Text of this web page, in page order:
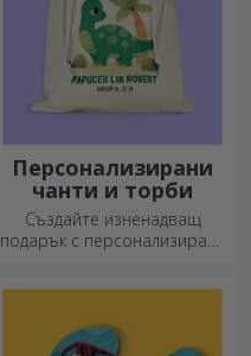
Персонализирани
чанти и торби
Създайте изненадващ
подарък с персонализирана